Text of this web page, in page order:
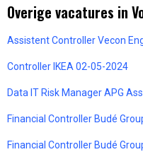
Overige vacatures in
Assistent Controller Vecon
Controller IKEA 02-05-2024
Data IT Risk Manager APG
Financial Controller Budé
Financial Controller Budé